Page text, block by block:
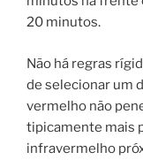
20 minutos.
Não há regras
de selecionar um
vermelho não
tipicamente mais
infravermelho